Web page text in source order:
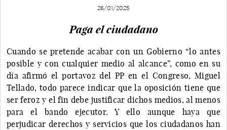
26/01/2025
Paga el ciudadano
Cuando se pretende acabar con un Gobierno “lo antes
posible y con cualquier medio al alcance”, como en su
día afirmó el portavoz del PP en el Congreso, Miguel
Tellado, todo parece indicar que la oposición tiene que
ser feroz y el fin debe justificar dichos medios, al menos
para el bando ejecutor. Y ello aunque haya que
perjudicar derechos y servicios que los ciudadanos han